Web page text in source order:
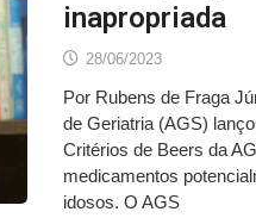
inapropriada
28/06/2023
Por Rubens de Fraga
de Geriatria (AGS)
Critérios de Beers da
medicamentos
idosos. O AGS